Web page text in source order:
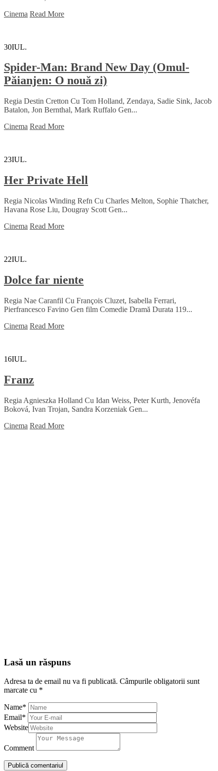
Cinema Read More
30IUL.
Spider-Man: Brand New Day (Omul-
Păianjen: O nouă zi)
Regia Destin Cretton Cu Tom Holland, Zendaya, Sadie Sink, Jacob
Batalon, Jon Bernthal, Mark Ruffalo Gen...
Cinema Read More
23IUL.
Her Private Hell
Regia Nicolas Winding Refn Cu Charles Melton, Sophie Thatcher,
Havana Rose Liu, Dougray Scott Gen...
Cinema Read More
22IUL.
Dolce far niente
Regia Nae Caranfil Cu François Cluzet, Isabella Ferrari,
Pierfrancesco Favino Gen film Comedie Dramă Durata 119...
Cinema Read More
16IUL.
Franz
Regia Agnieszka Holland Cu Idan Weiss, Peter Kurth, Jenovéfa
Boková, Ivan Trojan, Sandra Korzeniak Gen...
Cinema Read More
Lasă un răspuns
Adresa ta de email nu va fi publicată. Câmpurile obligatorii sunt
marcate cu *
Name*
Email*
Website
Comment